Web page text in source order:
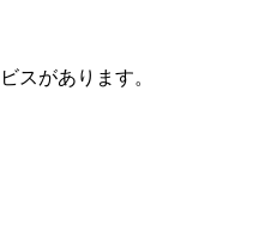
スがあります。